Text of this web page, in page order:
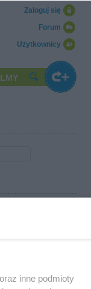
Użytkownicy
Forum
Zaloguj się
inne podmioty